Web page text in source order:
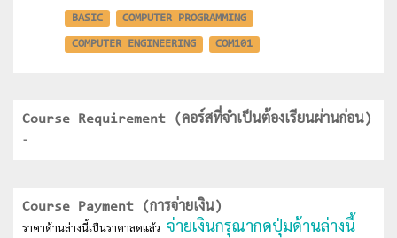
BASIC COMPUTER PROGRAMMING
COMPUTER ENGINEERING COM101
Course Requirement (คอร์สที่จำเป็นต้องเรียนผ่านก่อน)
-
Course Payment (การจ่ายเงิน)
ราคาด้านล่างนี้เป็นราคาลดแล้ว จ่ายเงินกรุณากดปุ่มด้านล่างนี้